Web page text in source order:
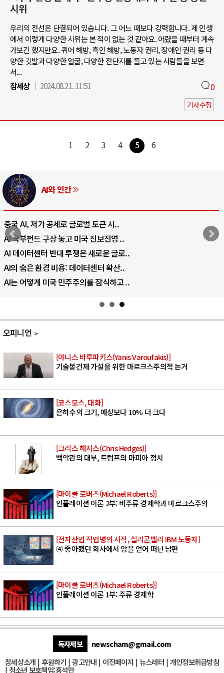
시위
우리의 전선은 단결되어 있습니다. 그 어느 때보다 강력합니다. 제 인생
에서 이렇게 다양한 시위는 본 적이 없는 것 같아요. 어렸을 때부터 계속
가보긴 했지만요. 퀴어 해방, 흑인 해방, 노동자 권리, 장애인 권리 등 다
양한 깃발과 다양한 얼굴, 다양한 전단지를 들고 있는 사람들을 보면
서...
참세상
2024.08.21. 11:51 0
기사수정
1 2 3 4 5 6
AI와 인간
중국 AI, 저가 공세로 글로벌 토큰 시..
AI 국부펀드 구상 놓고 미국 진보진영 ..
AI 데이터센터 반대 투쟁은 새로운 글로..
AI의 숨은 환경 비용: 데이터센터 확산..
AI는 어떻게 미국 민주주의를 잠식하고 ..
오피니언
[야니스 바루파키스(Yanis Varoufakis)]
기술봉건제 가설을 위한 마르크스주의적 논거
[코스모스, 대화]
은하수의 크기, 예상보다 10% 더 크다
[크리스 헤지스(Chris Hedges)]
백악관의 대부, 트럼프의 마피아 정치
[마이클 로버츠(Michael Roberts)]
인플레이션 이론 2부: 비주류 경제학과 마르크스주의
[전자산업 직업병의 시작, 실리콘밸리 IBM 노동자]
④ 좋아했던 회사에서 암을 얻어 떠난 남편
[마이클 로버츠(Michael Roberts)]
인플레이션 이론 1부: 주류 경제학
독자제보
newscham@gmail.com
참세상소개 | 후원하기 |광고안내 | 이전페이지 | 뉴스레터| 개인정보취급방침
| 청소년 보호책임:홍석만